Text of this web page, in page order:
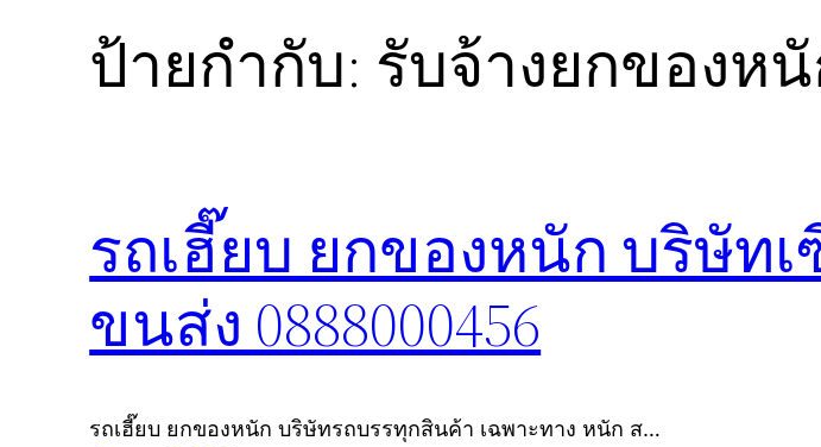
ป้ายกำกับ: รับจ้างยกของห
รถเฮี๊ยบ ยกของหนัก บริษัท
ขนส่ง 0888000456
รถเฮี๊ยบ ยกของหนัก บริษัทรถบรรทุกสินค้า เฉพาะทาง หนัก ส…